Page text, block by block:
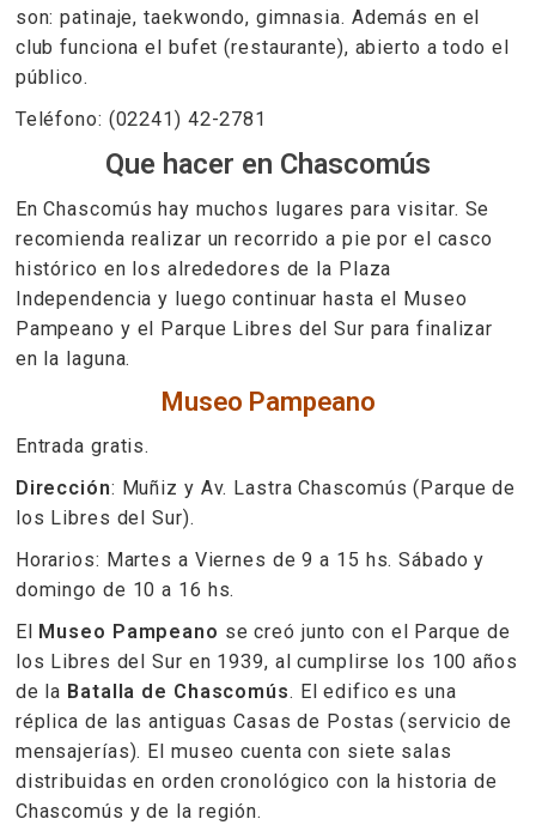
son: patinaje, taekwondo, gimnasia. Además en el
club funciona el bufet (restaurante), abierto a todo el
público.
Teléfono: (02241) 42-2781
Que hacer en Chascomús
En Chascomús hay muchos lugares para visitar. Se
recomienda realizar un recorrido a pie por el casco
histórico en los alrededores de la Plaza
Independencia y luego continuar hasta el Museo
Pampeano y el Parque Libres del Sur para finalizar
en la laguna.
Museo Pampeano
Entrada gratis.
Dirección: Muñiz y Av. Lastra Chascomús (Parque de
los Libres del Sur).
Horarios: Martes a Viernes de 9 a 15 hs. Sábado y
domingo de 10 a 16 hs.
El
Museo Pampeano se creó junto con el Parque de
los Libres del Sur en 1939, al cumplirse los 100 años
de la Batalla de Chascomús. El edifico es una
réplica de las antiguas Casas de Postas (servicio de
mensajerías). El museo cuenta con siete salas
distribuidas en orden cronológico con la historia de
Chascomús y de la región.